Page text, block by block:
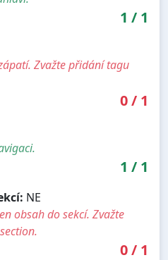
1 / 1
Zvažte přidání tagu
0/ 1
1 / 1
NE
obsah do sekcí. Zvažte
0/ 1